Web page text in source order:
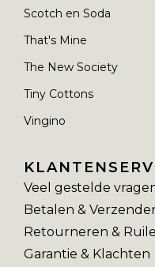
Scotch en Soda
That's Mine
The New Society
Tiny Cottons
Vingino
Veel gestelde
Betalen &
Retourneren &
Garantie & Klachten